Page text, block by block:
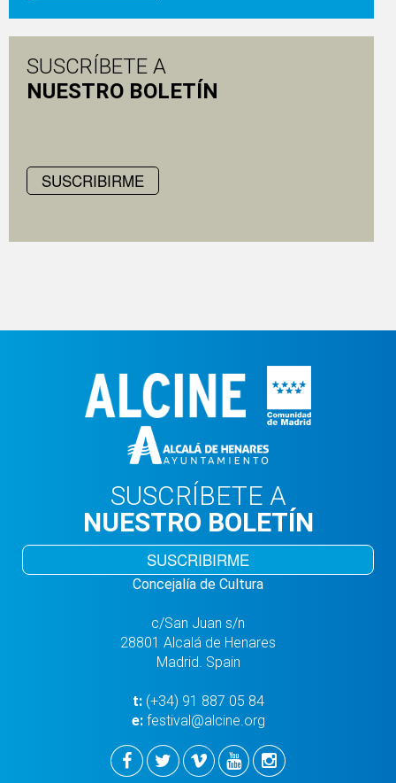
SUSCRÍBETE A
NUESTRO BOLETÍN
SUSCRIBIRME
SUSCRÍBETE A
NUESTRO BOLETÍN
SUSCRIBIRME
Concejalía de Cultura
c/San Juan s/n
28801 Alcalá de Henares
Madrid. Spain
t:(+34) 91 887 05 84
e: festival@alcine.org